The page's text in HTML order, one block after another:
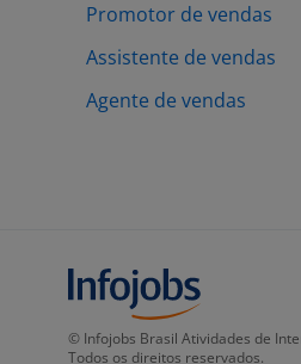
Promotor de vendas
Assistente de vendas
Agente de vendas
© Infojobs Brasil Atividades de
Todos os direitos reservados.